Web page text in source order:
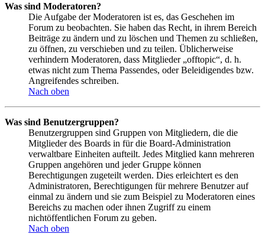
Was sind Moderatoren?
Die Aufgabe der Moderatoren ist es, das Geschehen im
Forum zu beobachten. Sie haben das Recht, in ihrem Bereich
Beiträge zu ändern und zu löschen und Themen zu schließen,
zu öffnen, zu verschieben und zu teilen. Üblicherweise
verhindern Moderatoren, dass Mitglieder „offtopic“, d. h.
etwas nicht zum Thema Passendes, oder Beleidigendes bzw.
Angreifendes schreiben.
Nach oben
Was sind Benutzergruppen?
Benutzergruppen sind Gruppen von Mitgliedern, die die
Mitglieder des Boards in für die Board-Administration
verwaltbare Einheiten aufteilt. Jedes Mitglied kann mehreren
Gruppen angehören und jeder Gruppe können
Berechtigungen zugeteilt werden. Dies erleichtert es den
Administratoren, Berechtigungen für mehrere Benutzer auf
einmal zu ändern und sie zum Beispiel zu Moderatoren eines
Bereichs zu machen oder ihnen Zugriff zu einem
nichtöffentlichen Forum zu geben.
Nach oben